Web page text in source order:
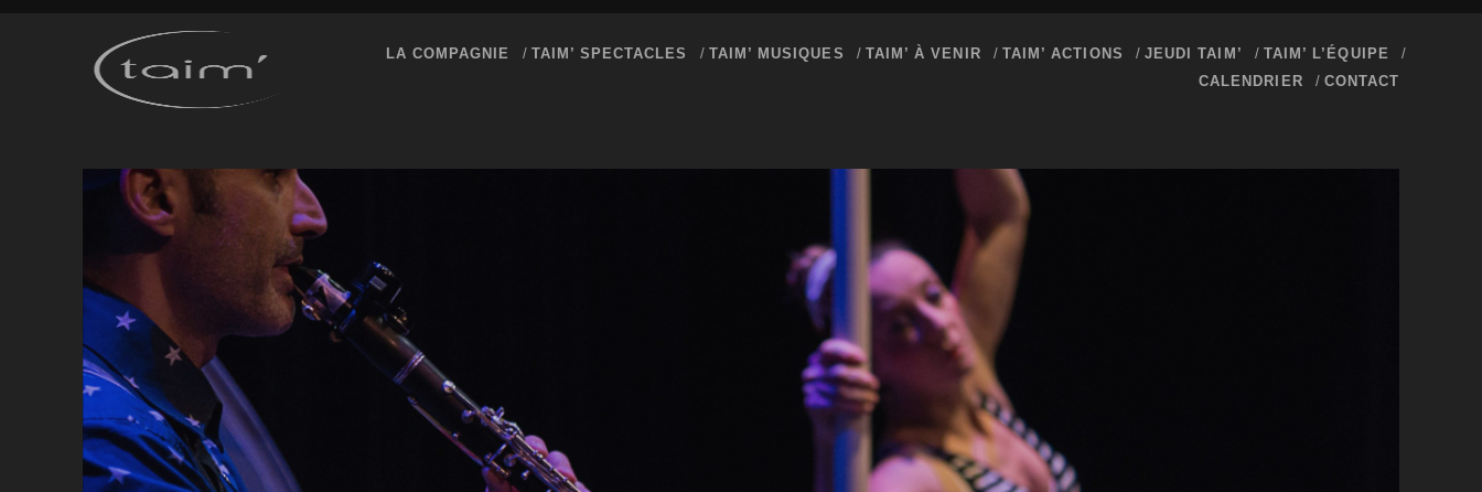
LA COMPAGNIE TAIM’ SPECTACLES TAIM’ MUSIQUES TAIM’ À VENIR TAIM’ ACTIONS JEUDI TAIM’
TAIM’ L’ÉQUIPE
CALENDRIER
CONTACT